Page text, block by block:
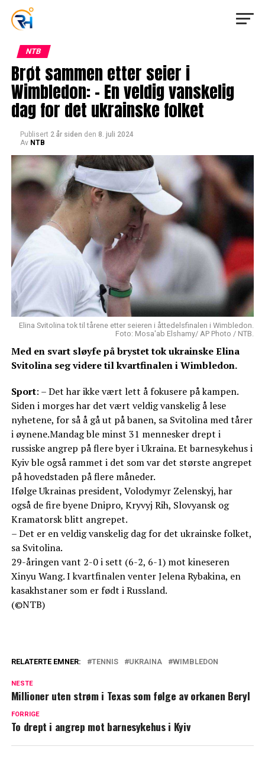
NTB
Brøt sammen etter seier i
Wimbledon: – En veldig vanskelig
dag for det ukrainske folket
Publisert 2 år siden den 8. juli 2024
Av NTB
Elina Svitolina tok til tårene etter seieren i åttedelsfinalen i Wimbledon.
Foto: Mosa'ab Elshamy/ AP Photo / NTB.
Med en svart sløyfe på brystet tok ukrainske Elina
Svitolina seg videre til kvartfinalen i Wimbledon.
Sport: – Det har ikke vært lett å fokusere på kampen.
Siden i morges har det vært veldig vanskelig å lese
nyhetene, for så å gå ut på banen, sa Svitolina med tårer
i øynene.Mandag ble minst 31 mennesker drept i
russiske angrep på flere byer i Ukraina. Et barnesykehus i
Kyiv ble også rammet i det som var det største angrepet
på hovedstaden på flere måneder.
Ifølge Ukrainas president, Volodymyr Zelenskyj, har
også de fire byene Dnipro, Kryvyj Rih, Slovyansk og
Kramatorsk blitt angrepet.
– Det er en veldig vanskelig dag for det ukrainske folket,
sa Svitolina.
29-åringen vant 2-0 i sett (6-2, 6-1) mot kineseren
Xinyu Wang. I kvartfinalen venter Jelena Rybakina, en
kasakhstaner som er født i Russland.
(©NTB)
RELATERTE EMNER: TENNIS UKRAINA WIMBLEDON
NESTE
Millioner uten strøm i Texas som følge av orkanen Beryl
FORRIGE
To drept i angrep mot barnesykehus i Kyiv